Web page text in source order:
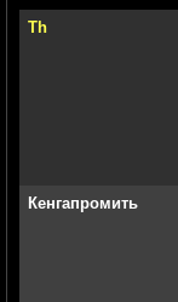
Th
Кенгапромить